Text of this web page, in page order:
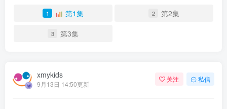
1 第1集 2 第2集
3 第3集
xmykids
9月13日 14:50更新
关注 私信